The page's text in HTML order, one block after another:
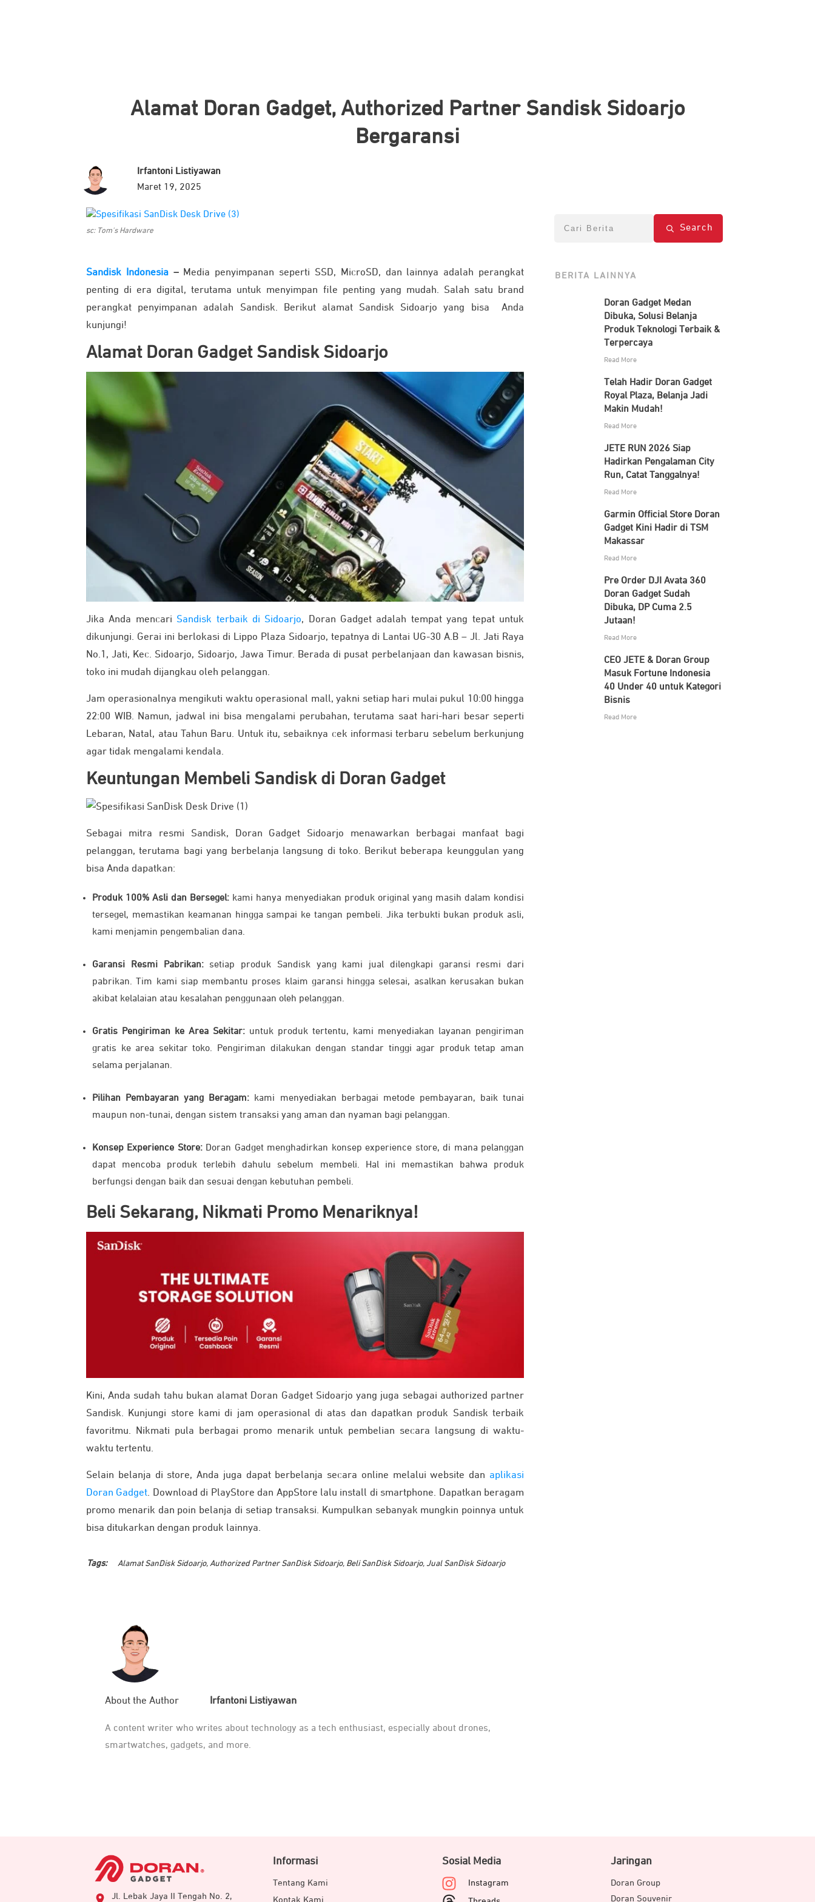
Alamat Doran Gadget, Authorized Partner Sandisk Sidoarjo
Bergaransi
Irfantoni Listiyawan
Maret 19, 2025
sc: Tom's Hardware
Sandisk Indonesia–Media penyimpanan seperti SSD, MicroSD, dan lainnya adalah perangkat
penting di era digital, terutama untuk menyimpan file penting yang mudah. Salah satu brand
perangkat penyimpanan adalah Sandisk. Berikut alamat Sandisk Sidoarjo yang bisa Anda
kunjungi!
Alamat Doran Gadget Sandisk Sidoarjo
Jika Anda mencari Sandisk terbaik di Sidoarjo, Doran Gadget adalah tempat yang tepat untuk
dikunjungi. Gerai ini berlokasi di Lippo Plaza Sidoarjo, tepatnya di Lantai UG-30 A.B – Jl. Jati Raya
No.1, Jati, Kec. Sidoarjo, Sidoarjo, Jawa Timur. Berada di pusat perbelanjaan dan kawasan bisnis,
toko ini mudah dijangkau oleh pelanggan.
Jam operasionalnya mengikuti waktu operasional mall, yakni setiap hari mulai pukul 10:00 hingga
22:00 WIB. Namun, jadwal ini bisa mengalami perubahan, terutama saat hari-hari besar seperti
Lebaran, Natal, atau Tahun Baru. Untuk itu, sebaiknya cek informasi terbaru sebelum berkunjung
agar tidak mengalami kendala.
Keuntungan Membeli Sandisk di Doran Gadget
Sebagai mitra resmi Sandisk, Doran Gadget Sidoarjo menawarkan berbagai manfaat bagi
pelanggan, terutama bagi yang berbelanja langsung di toko. Berikut beberapa keunggulan yang
bisa Anda dapatkan:
Produk 100% Asli dan Bersegel: kami hanya menyediakan produk original yang masih dalam kondisi
tersegel, memastikan keamanan hingga sampai ke tangan pembeli. Jika terbukti bukan produk asli,
kami menjamin pengembalian dana.
Garansi Resmi Pabrikan: setiap produk Sandisk yang kami jual dilengkapi garansi resmi dari
pabrikan. Tim kami siap membantu proses klaim garansi hingga selesai, asalkan kerusakan bukan
akibat kelalaian atau kesalahan penggunaan oleh pelanggan.
Gratis Pengiriman ke Area Sekitar: untuk produk tertentu, kami menyediakan layanan pengiriman
gratis ke area sekitar toko. Pengiriman dilakukan dengan standar tinggi agar produk tetap aman
selama perjalanan.
Pilihan Pembayaran yang Beragam: kami menyediakan berbagai metode pembayaran, baik tunai
maupun non-tunai, dengan sistem transaksi yang aman dan nyaman bagi pelanggan.
Konsep Experience Store: Doran Gadget menghadirkan konsep experience store, di mana pelanggan
dapat mencoba produk terlebih dahulu sebelum membeli. Hal ini memastikan bahwa produk
berfungsi dengan baik dan sesuai dengan kebutuhan pembeli.
Beli Sekarang, Nikmati Promo Menariknya!
Kini, Anda sudah tahu bukan alamat Doran Gadget Sidoarjo yang juga sebagai authorized partner
Sandisk. Kunjungi store kami di jam operasional di atas dan dapatkan produk Sandisk terbaik
favoritmu. Nikmati pula berbagai promo menarik untuk pembelian secara langsung di waktu-
waktu tertentu.
Selain belanja di store, Anda juga dapat berbelanja secara online melalui website dan aplikasi
Doran Gadget. Download di PlayStore dan AppStore lalu install di smartphone. Dapatkan beragam
promo menarik dan poin belanja di setiap transaksi. Kumpulkan sebanyak mungkin poinnya untuk
bisa ditukarkan dengan produk lainnya.
Tags: Alamat SanDisk Sidoarjo, Authorized Partner SanDisk Sidoarjo, Beli SanDisk Sidoarjo, Jual SanDisk Sidoarjo
About the Author Irfantoni Listiyawan
A content writer who writes about technology as a tech enthusiast, especially about drones,
smartwatches, gadgets, and more.
Search
BERITA LAINNYA
Doran Gadget Medan
Dibuka, Solusi Belanja
Produk Teknologi Terbaik &
Terpercaya
Read More
Telah Hadir Doran Gadget
Royal Plaza, Belanja Jadi
Makin Mudah!
Read More
JETE RUN 2026 Siap
Hadirkan Pengalaman City
Run, Catat Tanggalnya!
Read More
Garmin Official Store Doran
Gadget Kini Hadir di TSM
Makassar
Read More
Pre Order DJI Avata 360
Doran Gadget Sudah
Dibuka, DP Cuma 2.5
Jutaan!
Read More
CEO JETE & Doran Group
Masuk Fortune Indonesia
40 Under 40 untuk Kategori
Bisnis
Read More
Jl. Lebak Jaya II Tengah No. 2,
Informasi
Tentang Kami
Kontak Kami
Sosial Media
Instagram
Jaringan
Doran Group
Doran Souvenir